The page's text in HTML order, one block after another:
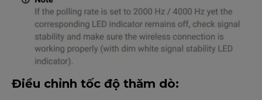
Điều chỉnh tốc độ thăm dò: